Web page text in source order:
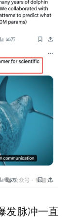
发脉冲一直